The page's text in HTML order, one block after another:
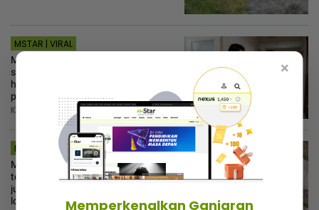
MSTAR | VIRAL
Marah sebab tak dapat pencukur,
suami samakan isteri dengan haiwan
haram dimakan! - “Dia cakap
perangai saya bodoh”
Khamis, 6 Ogos 2026 8:00 PM
MSTAR | SEMASA
Misteri bau busuk tepi lebuh raya
terbongkar! Tukang potong rumput
jumpa rangka manusia dalam
longkang
×
Memperkenalkan Ganjaran